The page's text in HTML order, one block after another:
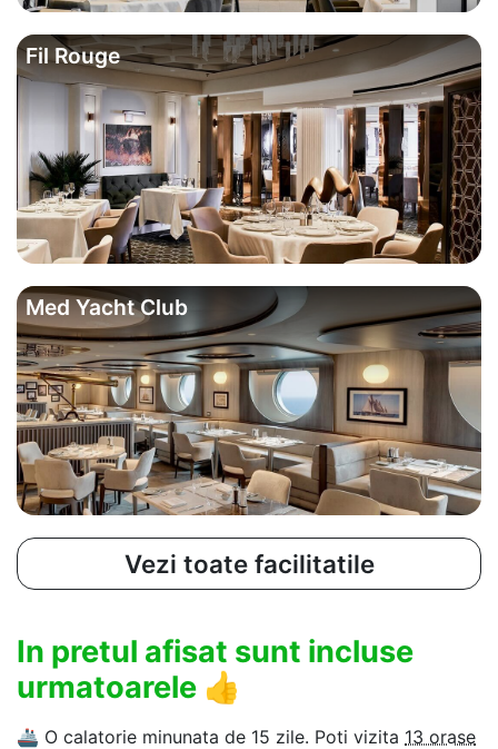
Fil Rouge
Med Yacht Club
Vezi toate facilitatile
In pretul afisat sunt incluse
urmatoarele 👍
🚢 O calatorie minunata de 15 zile. Poti vizita 13 orase